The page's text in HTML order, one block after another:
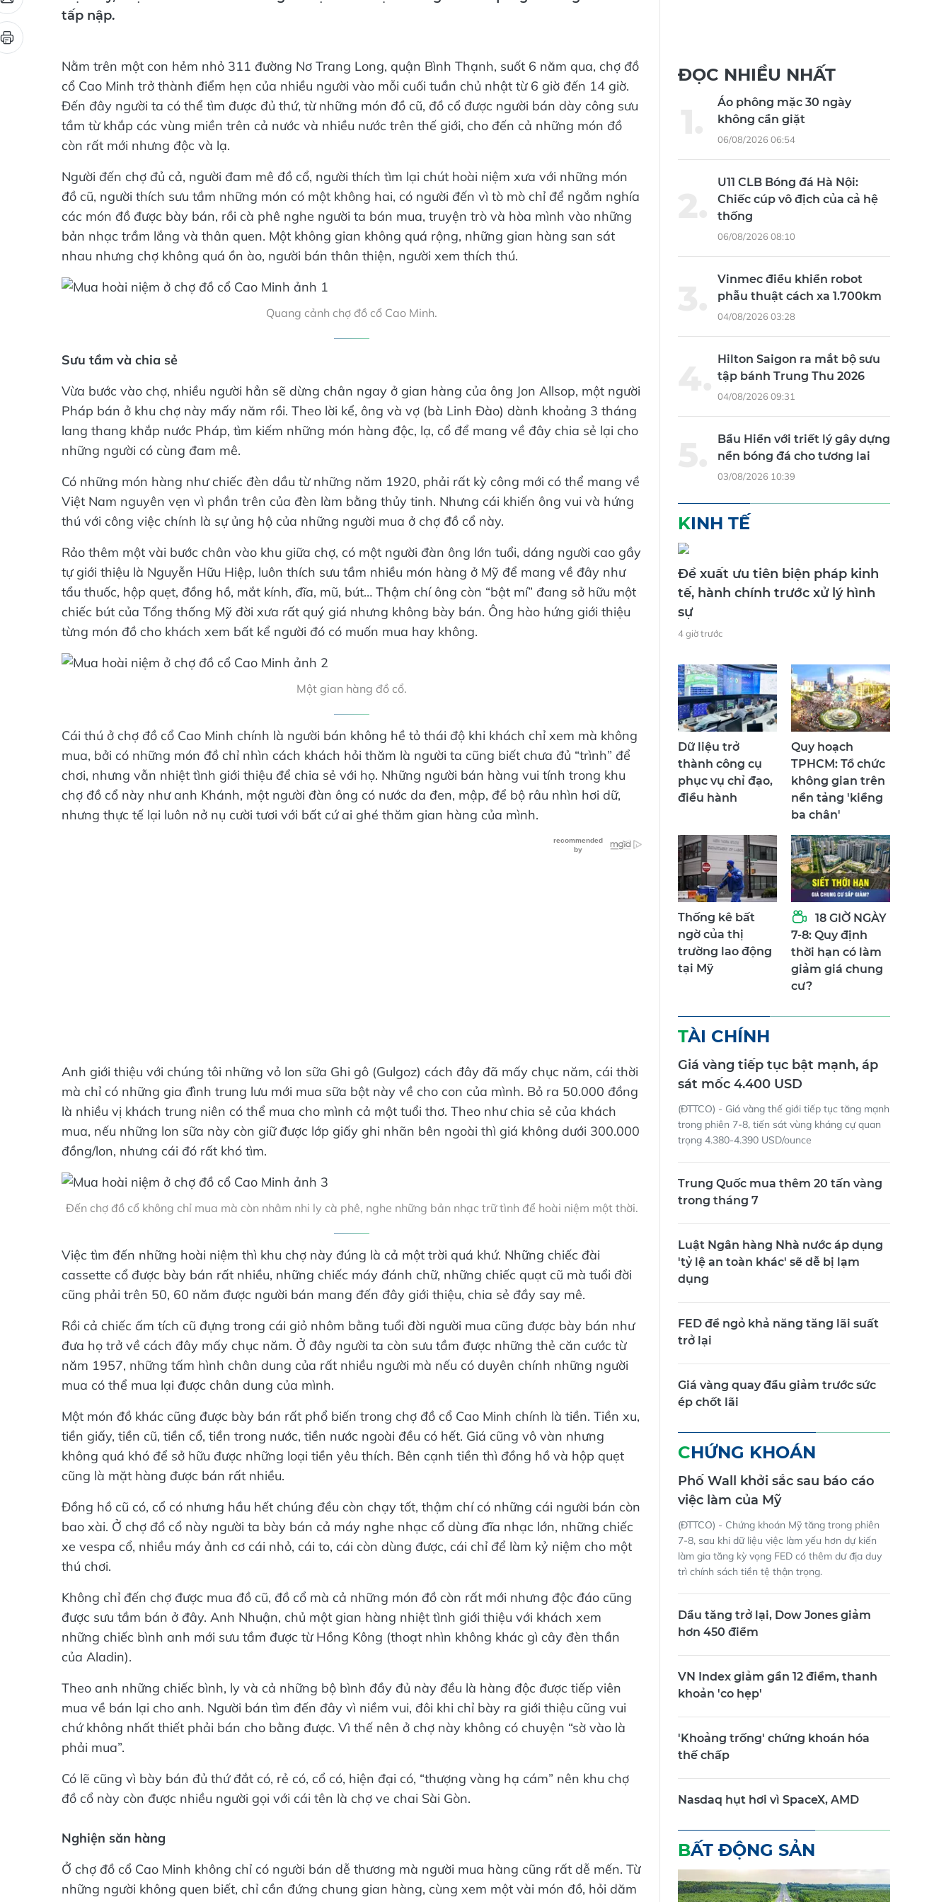
tấp nập.
Nằm trên một con hẻm nhỏ 311 đường Nơ Trang Long, quận Bình Thạnh, suốt 6 năm qua, chợ đồ
cổ Cao Minh trở thành điểm hẹn của nhiều người vào mỗi cuối tuần chủ nhật từ 6 giờ đến 14 giờ.
Đến đây người ta có thể tìm được đủ thứ, từ những món đồ cũ, đồ cổ được người bán dày công sưu
tầm từ khắp các vùng miền trên cả nước và nhiều nước trên thế giới, cho đến cả những món đồ
còn rất mới nhưng độc và lạ.
Người đến chợ đủ cả, người đam mê đồ cổ, người thích tìm lại chút hoài niệm xưa với những món
đồ cũ, người thích sưu tầm những món có một không hai, có người đến vì tò mò chỉ để ngắm nghía
các món đồ được bày bán, rồi cà phê nghe người ta bán mua, truyện trò và hòa mình vào những
bản nhạc trầm lắng và thân quen. Một không gian không quá rộng, những gian hàng san sát
nhau nhưng chợ không quá ồn ào, người bán thân thiện, người xem thích thú.
Quang cảnh chợ đồ cổ Cao Minh.
Sưu tầm và chia sẻ
Vừa bước vào chợ, nhiều người hẳn sẽ dừng chân ngay ở gian hàng của ông Jon Allsop, một người
Pháp bán ở khu chợ này mấy năm rồi. Theo lời kể, ông và vợ (bà Linh Đào) dành khoảng 3 tháng
lang thang khắp nước Pháp, tìm kiếm những món hàng độc, lạ, cổ để mang về đây chia sẻ lại cho
những người có cùng đam mê.
Có những món hàng như chiếc đèn dầu từ những năm 1920, phải rất kỳ công mới có thể mang về
Việt Nam nguyên vẹn vì phần trên của đèn làm bằng thủy tinh. Nhưng cái khiến ông vui và hứng
thú với công việc chính là sự ủng hộ của những người mua ở chợ đồ cổ này.
Rảo thêm một vài bước chân vào khu giữa chợ, có một người đàn ông lớn tuổi, dáng người cao gầy
tự giới thiệu là Nguyễn Hữu Hiệp, luôn thích sưu tầm nhiều món hàng ở Mỹ để mang về đây như
tẩu thuốc, hộp quẹt, đồng hồ, mắt kính, đĩa, mũ, bút… Thậm chí ông còn “bật mí” đang sở hữu một
chiếc bút của Tổng thống Mỹ đời xưa rất quý giá nhưng không bày bán. Ông hào hứng giới thiệu
từng món đồ cho khách xem bất kể người đó có muốn mua hay không.
Một gian hàng đồ cổ.
Cái thú ở chợ đồ cổ Cao Minh chính là người bán không hề tỏ thái độ khi khách chỉ xem mà không
mua, bởi có những món đồ chỉ nhìn cách khách hỏi thăm là người ta cũng biết chưa đủ “trình” để
chơi, nhưng vẫn nhiệt tình giới thiệu để chia sẻ với họ. Những người bán hàng vui tính trong khu
chợ đồ cổ này như anh Khánh, một người đàn ông có nước da đen, mập, để bộ râu nhìn hơi dữ,
nhưng thực tế lại luôn nở nụ cười tươi với bất cứ ai ghé thăm gian hàng của mình.
Anh giới thiệu với chúng tôi những vỏ lon sữa Ghi gô (Gulgoz) cách đây đã mấy chục năm, cái thời
mà chỉ có những gia đình trung lưu mới mua sữa bột này về cho con của mình. Bỏ ra 50.000 đồng
là nhiều vị khách trung niên có thể mua cho mình cả một tuổi thơ. Theo như chia sẻ của khách
mua, nếu những lon sữa này còn giữ được lớp giấy ghi nhãn bên ngoài thì giá không dưới 300.000
đồng/lon, nhưng cái đó rất khó tìm.
Đến chợ đồ cổ không chỉ mua mà còn nhâm nhi ly cà phê, nghe những bản nhạc trữ tình để hoài niệm một thời.
Việc tìm đến những hoài niệm thì khu chợ này đúng là cả một trời quá khứ. Những chiếc đài
cassette cổ được bày bán rất nhiều, những chiếc máy đánh chữ, những chiếc quạt cũ mà tuổi đời
cũng phải trên 50, 60 năm được người bán mang đến đây giới thiệu, chia sẻ đầy say mê.
Rồi cả chiếc ấm tích cũ đựng trong cái giỏ nhôm bằng tuổi đời người mua cũng được bày bán như
đưa họ trở về cách đây mấy chục năm. Ở đây người ta còn sưu tầm được những thẻ căn cước từ
năm 1957, những tấm hình chân dung của rất nhiều người mà nếu có duyên chính những người
mua có thể mua lại được chân dung của mình.
Một món đồ khác cũng được bày bán rất phổ biến trong chợ đồ cổ Cao Minh chính là tiền. Tiền xu,
tiền giấy, tiền cũ, tiền cổ, tiền trong nước, tiền nước ngoài đều có hết. Giá cũng vô vàn nhưng
không quá khó để sở hữu được những loại tiền yêu thích. Bên cạnh tiền thì đồng hồ và hộp quẹt
cũng là mặt hàng được bán rất nhiều.
Đồng hồ cũ có, cổ có nhưng hầu hết chúng đều còn chạy tốt, thậm chí có những cái người bán còn
bao xài. Ở chợ đồ cổ này người ta bày bán cả máy nghe nhạc cổ dùng đĩa nhạc lớn, những chiếc
xe vespa cổ, nhiều máy ảnh cơ cái nhỏ, cái to, cái còn dùng được, cái chỉ để làm kỷ niệm cho một
thú chơi.
Không chỉ đến chợ được mua đồ cũ, đồ cổ mà cả những món đồ còn rất mới nhưng độc đáo cũng
được sưu tầm bán ở đây. Anh Nhuận, chủ một gian hàng nhiệt tình giới thiệu với khách xem
những chiếc bình anh mới sưu tầm được từ Hồng Kông (thoạt nhìn không khác gì cây đèn thần
của Aladin).
Theo anh những chiếc bình, ly và cả những bộ bình đầy đủ này đều là hàng độc được tiếp viên
mua về bán lại cho anh. Người bán tìm đến đây vì niềm vui, đôi khi chỉ bày ra giới thiệu cũng vui
chứ không nhất thiết phải bán cho bằng được. Vì thế nên ở chợ này không có chuyện “sờ vào là
phải mua”.
Có lẽ cũng vì bày bán đủ thứ đắt có, rẻ có, cổ có, hiện đại có, “thượng vàng hạ cám” nên khu chợ
đồ cổ này còn được nhiều người gọi với cái tên là chợ ve chai Sài Gòn.
Nghiện săn hàng
Ở chợ đồ cổ Cao Minh không chỉ có người bán dễ thương mà người mua hàng cũng rất dễ mến. Từ
những người không quen biết, chỉ cần đứng chung gian hàng, cùng xem một vài món đồ, hỏi dăm
ĐỌC NHIỀU NHẤT
Áo phông mặc 30 ngày
không cần giặt
06/08/2026 06:54
U11 CLB Bóng đá Hà Nội:
Chiếc cúp vô địch của cả hệ
thống
06/08/2026 08:10
Vinmec điều khiển robot
phẫu thuật cách xa 1.700km
04/08/2026 03:28
Hilton Saigon ra mắt bộ sưu
tập bánh Trung Thu 2026
04/08/2026 09:31
Bầu Hiển với triết lý gây dựng
nền bóng đá cho tương lai
03/08/2026 10:39
KINH TẾ
Đề xuất ưu tiên biện pháp kinh
tế, hành chính trước xử lý hình
sự
4 giờ trước
Dữ liệu trở
thành công cụ
phục vụ chỉ đạo,
điều hành
Quy hoạch
TPHCM: Tổ chức
không gian trên
nền tảng 'kiềng
ba chân'
Thống kê bất
ngờ của thị
trường lao động
tại Mỹ
18 GIỜ NGÀY
7-8: Quy định
thời hạn có làm
giảm giá chung
cư?
TÀI CHÍNH
Giá vàng tiếp tục bật mạnh, áp
sát mốc 4.400 USD
(ĐTTCO) - Giá vàng thế giới tiếp tục tăng mạnh
trong phiên 7-8, tiến sát vùng kháng cự quan
trọng 4.380-4.390 USD/ounce
Trung Quốc mua thêm 20 tấn vàng
trong tháng 7
Luật Ngân hàng Nhà nước áp dụng
'tỷ lệ an toàn khác' sẽ dễ bị lạm
dụng
FED để ngỏ khả năng tăng lãi suất
trở lại
Giá vàng quay đầu giảm trước sức
ép chốt lãi
CHỨNG KHOÁN
Phố Wall khởi sắc sau báo cáo
việc làm của Mỹ
(ĐTTCO) - Chứng khoán Mỹ tăng trong phiên
7-8, sau khi dữ liệu việc làm yếu hơn dự kiến
làm gia tăng kỳ vọng FED có thêm dư địa duy
trì chính sách tiền tệ thận trọng.
Dầu tăng trở lại, Dow Jones giảm
hơn 450 điểm
VN Index giảm gần 12 điểm, thanh
khoản 'co hẹp'
'Khoảng trống' chứng khoán hóa
thế chấp
Nasdaq hụt hơi vì SpaceX, AMD
BẤT ĐỘNG SẢN